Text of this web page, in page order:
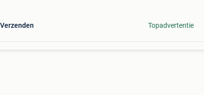
Verzenden Topadvertentie